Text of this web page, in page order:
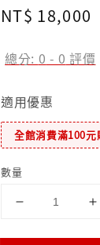
Regular
NT$ 18,000
總分: 0 - 0 評價
適用優惠
全館消費滿100
數量